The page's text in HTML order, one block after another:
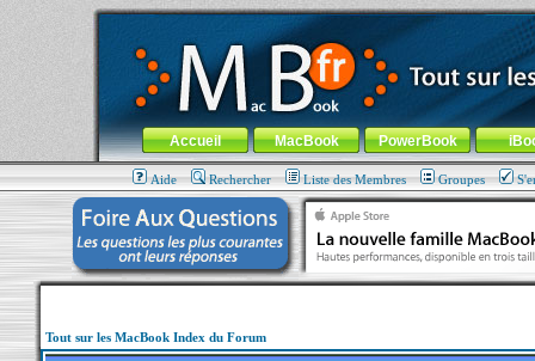
MacBook-fr.com : 100% Apple... 100% nomade !
Aller au contenu-Aller au menu général-Aller au menu de
Menu général
Accueil MacBook PowerBook
Aide Rechercher Liste des Membres Groupes
Tout sur les MacBook Index du Forum